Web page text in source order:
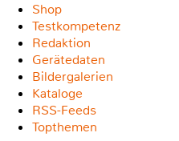
Shop
Testkompetenz
Redaktion
Gerätedaten
Bildergalerien
Kataloge
RSS-Feeds
Topthemen